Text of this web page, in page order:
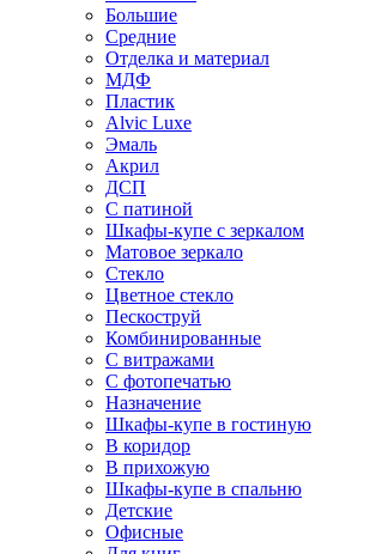
Большие
Средние
Отделка и материал
МДФ
Пластик
Alvic Luxe
Эмаль
Акрил
ДСП
С патиной
Шкафы-купе с зеркалом
Матовое зеркало
Стекло
Цветное стекло
Пескоструй
Комбинированные
С витражами
С фотопечатью
Назначение
Шкафы-купе в гостиную
В коридор
В прихожую
Шкафы-купе в спальню
Детские
Офисные